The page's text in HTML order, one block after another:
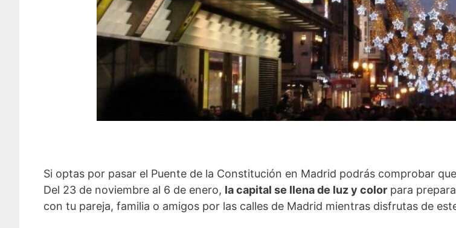
Si optas por pasar el Puente de la Constitución en Madrid podrás comprobar
Del 23 de noviembre al 6 de enero, la capital se llena de luz y color para
con tu pareja, familia o amigos por las calles de Madrid mientras disfrutas de